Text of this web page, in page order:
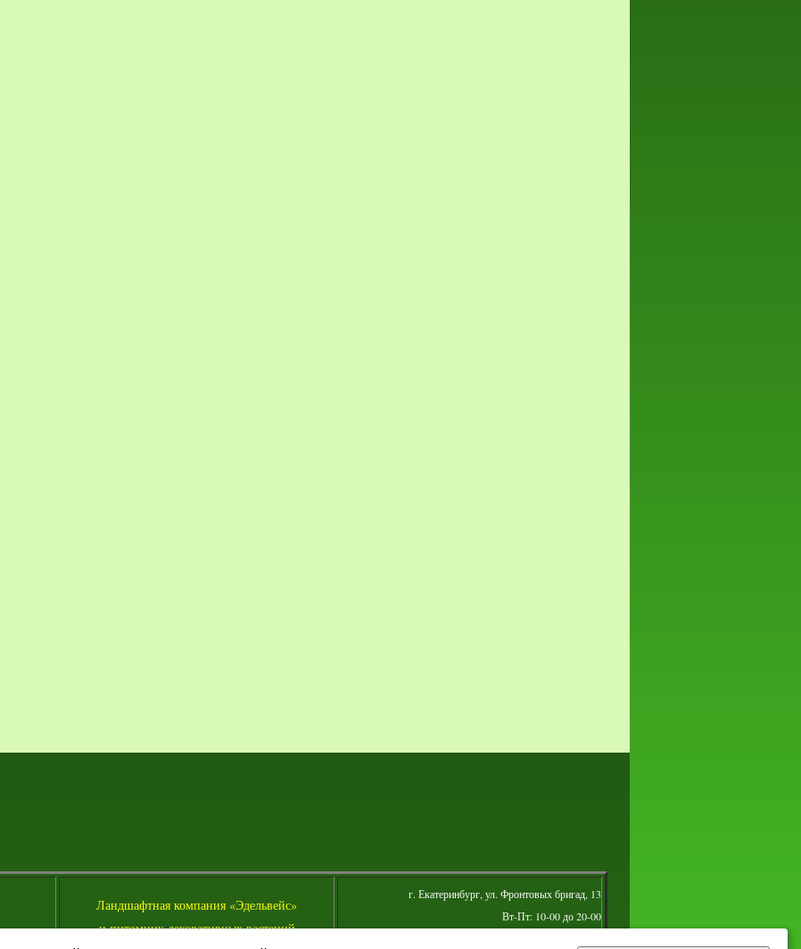
Ландшафтная компания «Эдельвейс»
и питомник декоративных растений
г. Екатеринбург, ул. Фронтовых бригад, 13
Вт-Пт: 10-00 до 20-00